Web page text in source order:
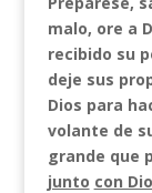
malo, ore a
recibido su
deje sus
Dios para
volante de
grande que
junto con